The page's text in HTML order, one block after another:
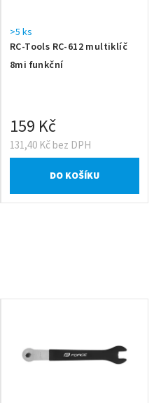
RC-Tools RC-612 multiklíč
8mi funkční
>5 ks
131,40 Kč bez DPH
159 Kč
DO KOŠÍKU